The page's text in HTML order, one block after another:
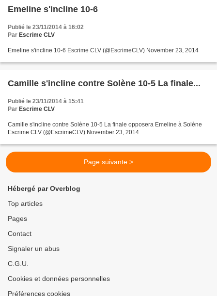
Emeline s'incline 10-6
Publié le 23/11/2014 à 16:02
Par Escrime CLV
Emeline s'incline 10-6 Escrime CLV (@EscrimeCLV) November 23, 2014
Camille s'incline contre Solène 10-5 La finale...
Publié le 23/11/2014 à 15:41
Par Escrime CLV
Camille s'incline contre Solène 10-5 La finale opposera Emeline à Solène
Escrime CLV (@EscrimeCLV) November 23, 2014
Page suivante >
Hébergé par Overblog
Top articles
Pages
Contact
Signaler un abus
C.G.U.
Cookies et données personnelles
Préférences cookies